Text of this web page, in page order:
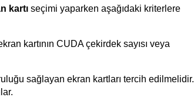
kartı seçimi yaparken aşağıdaki kriterlere
kartının CUDA çekirdek sayısı veya
sağlayan ekran kartları tercih edilmelidir.